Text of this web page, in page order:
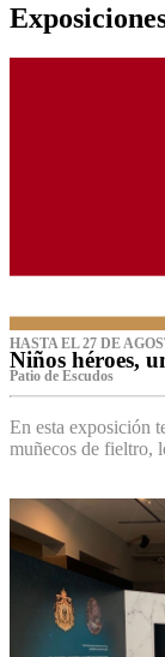
HASTA EL 27 DE
Niños héroes,
Patio de Escudos
En esta exposición
muñecos de fieltro,